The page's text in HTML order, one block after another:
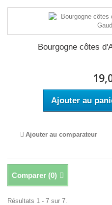
Bourgogne côtes
Ajouter au
Ajouter au comparateur
Comparer (0)
Résultats 1 - 7 sur 7.